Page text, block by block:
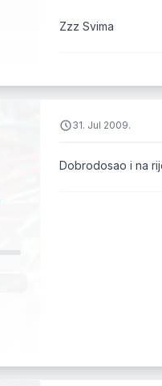
Zzz Svima
31. Jul 2009.
Dobrodosao i na